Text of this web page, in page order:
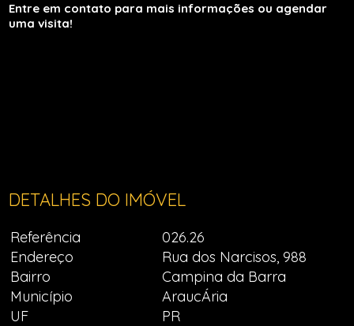
Entre em contato para mais informações ou agendar
uma visita!
DETALHES DO IMÓVEL
Referência
026.26
Endereço
Rua dos Narcisos, 988
Bairro
Campina da Barra
Município
AraucÁria
UF
PR